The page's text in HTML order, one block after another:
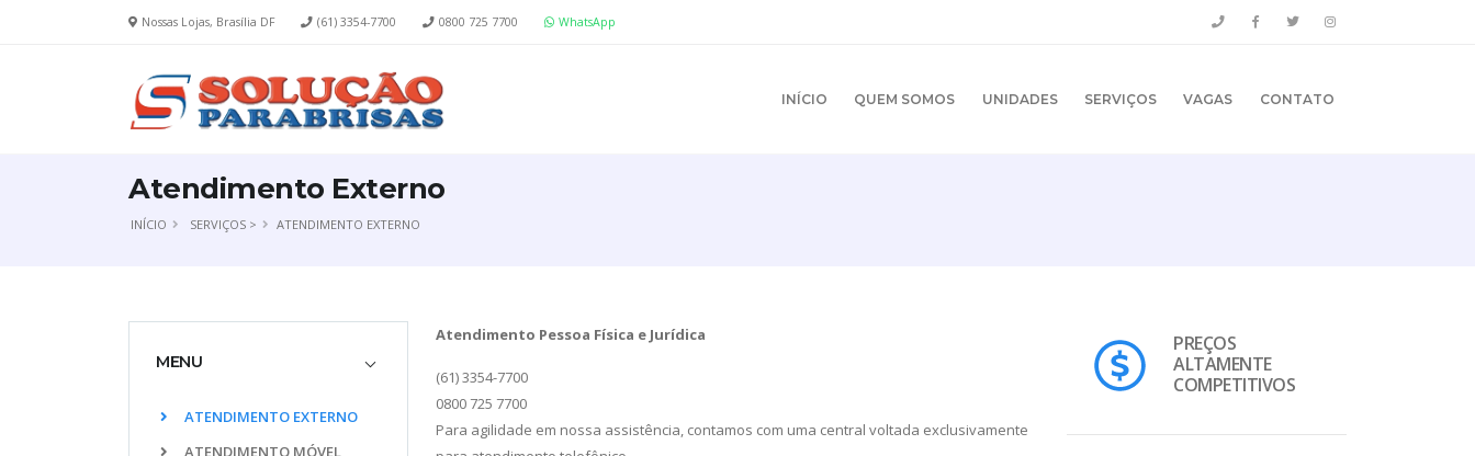
Nossas Lojas, Brasília DF (61) 3354-7700 0800 725 7700 WhatsApp
INÍCIO QUEM SOMOS UNIDADES SERVIÇOS VAGAS CONTATO
Atendimento Externo
INÍCIO SERVIÇOS > ATENDIMENTO EXTERNO
MENU
ATENDIMENTO EXTERNO
ATENDIMENTO MÓVEL
Atendimento Pessoa Física e Jurídica
(61) 3354-7700
0800 725 7700
Para agilidade em nossa assistência, contamos com uma central voltada exclusivamente
PREÇOS
ALTAMENTE
COMPETITIVOS